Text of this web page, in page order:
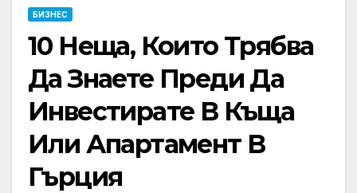
БИЗНЕС
10 Неща, Които Трябва
Да Знаете Преди Да
Инвестирате В Къща
Или Апартамент В
Гърция